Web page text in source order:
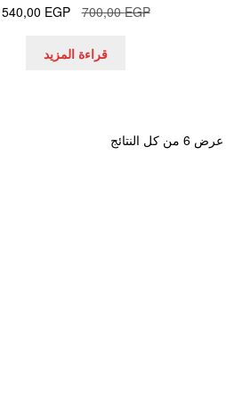
700,00EGP
السعر
هو:
540,00 EGP
قراءة المزيد
عرض ⁦6⁩ من كل النتائج